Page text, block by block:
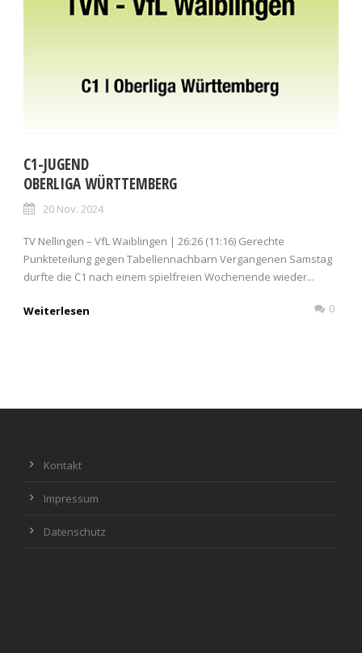
C1-JUGEND
OBERLIGA WÜRTTEMBERG
20 Nov. 2024
TV Nellingen – VfL Waiblingen | 26:26 (11:16) Gerechte
Punkteteilung gegen Tabellennachbarn Vergangenen Samstag
durfte die C1 nach einem spielfreien Wochenende wieder...
Weiterlesen 0
Kontakt
Impressum
Datenschutz